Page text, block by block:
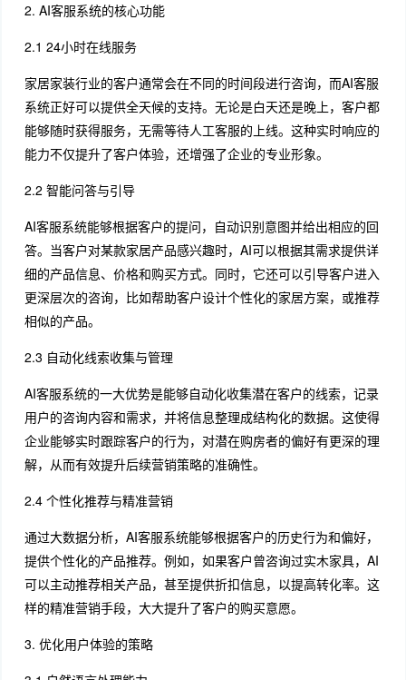
2. AI客服系统的核心功能
2.1 24小时在线服务
家居家装行业的客户通常会在不同的时间段进行咨询，而AI客服
系统正好可以提供全天候的支持。无论是白天还是晚上，客户都
能够随时获得服务，无需等待人工客服的上线。这种实时响应的
能力不仅提升了客户体验，还增强了企业的专业形象。
2.2 智能问答与引导
AI客服系统能够根据客户的提问，自动识别意图并给出相应的回
答。当客户对某款家居产品感兴趣时，AI可以根据其需求提供详
细的产品信息、价格和购买方式。同时，它还可以引导客户进入
更深层次的咨询，比如帮助客户设计个性化的家居方案，或推荐
相似的产品。
2.3 自动化线索收集与管理
AI客服系统的一大优势是能够自动化收集潜在客户的线索，记录
用户的咨询内容和需求，并将信息整理成结构化的数据。这使得
企业能够实时跟踪客户的行为，对潜在购房者的偏好有更深的理
解，从而有效提升后续营销策略的准确性。
2.4 个性化推荐与精准营销
通过大数据分析，AI客服系统能够根据客户的历史行为和偏好，
提供个性化的产品推荐。例如，如果客户曾咨询过实木家具，AI
可以主动推荐相关产品，甚至提供折扣信息，以提高转化率。这
样的精准营销手段，大大提升了客户的购买意愿。
3. 优化用户体验的策略